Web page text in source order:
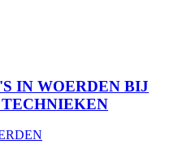
IN WOERDEN BIJ